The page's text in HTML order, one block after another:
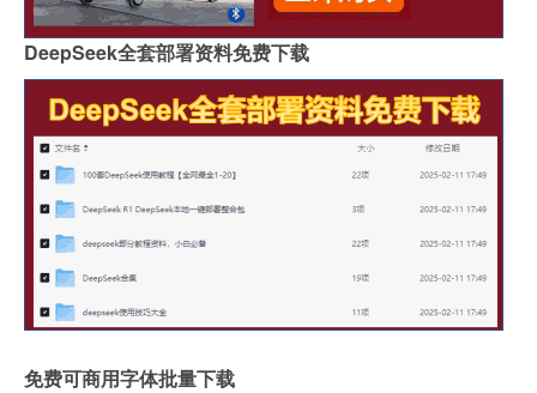
DeepSeek全套部署资料免费下载
免费可商用字体批量下载